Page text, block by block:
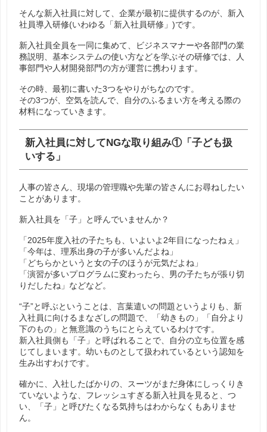
そんな新入社員に対して、企業が最初に提供するのが、新入
社員導入研修(いわゆる「新入社員研修」)です。
新入社員全員を一同に集めて、ビジネスマナーや各部門の業
務説明、基本システムの使い方などを学ぶその研修では、人
事部門や人材開発部門の方が運営に携わります。
その時、最初に書いた3つをやりがちなのです。
その3つが、空気を読んで、自分のふるまい方を考える際の
材料になっていきます。
新入社員に対してNGな取り組み①「子ども扱
いする」
人事の皆さん、現場の管理職や先輩の皆さんにお尋ねしたい
ことがあります。
新入社員を「子」と呼んでいませんか？
「2025年度入社の子たちも、いよいよ2年目になったねぇ」
「今年は、理系出身の子が多いんだよね」
「どちらかというと女の子のほうが元気だよね」
「演習が多いプログラムに変わったら、男の子たちが張り切
りだしたね」などなど。
“子”と呼ぶということは、言葉遣いの問題というよりも、新
入社員に向けるまなざしの問題で、「幼きもの」「自分より
下のもの」と無意識のうちにとらえているわけです。
新入社員側も「子」と呼ばれることで、自分の立ち位置を感
じてしまいます。幼いものとして扱われているという認知を
生み出すわけです。
確かに、入社したばかりの、スーツがまだ身体にしっくりき
ていないような、フレッシュすぎる新入社員を見ると、つ
い、「子」と呼びたくなる気持ちはわからなくもありませ
ん。